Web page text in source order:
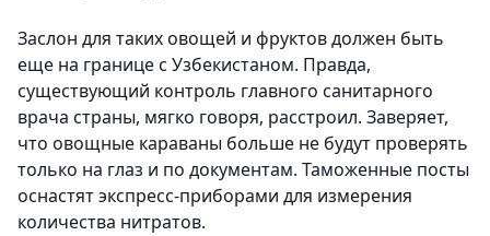
Заслон для таких овощей и фруктов должен быть
еще на границе с Узбекистаном. Правда,
существующий контроль главного санитарного
врача страны, мягко говоря, расстроил. Заверяет,
что овощные караваны больше не будут проверять
только на глаз и по документам. Таможенные посты
оснастят экспресс-приборами для измерения
количества нитратов.